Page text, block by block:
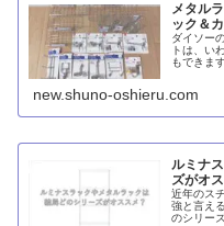
メタル
ック＆
ダイソー
トは、い
もできま
new.shuno-oshieru.com
ルミナ
ズがオ
近年のス
強と言え
のシリー